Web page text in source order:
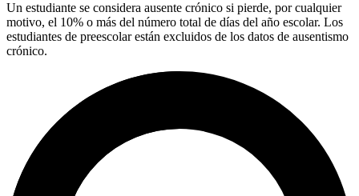
Un estudiante se considera ausente crónico si pierde, por cualquier
motivo, el 10% o más del número total de días del año escolar. Los
estudiantes de preescolar están excluidos de los datos de ausentismo
crónico.